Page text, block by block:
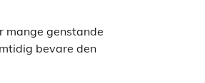
mange genstande
bevare den